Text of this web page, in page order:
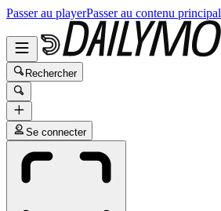
Passer au playerPasser au contenu principal
Rechercher
Se connecter